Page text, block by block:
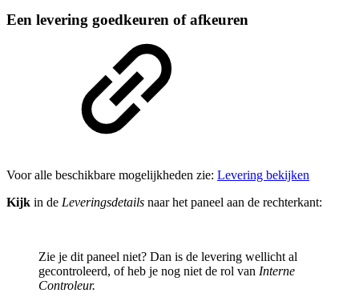
Een levering goedkeuren of afkeuren
Voor alle beschikbare mogelijkheden zie: Levering bekijken
Kijk in de Leveringsdetails naar het paneel aan de rechterkant:
Zie je dit paneel niet? Dan is de levering wellicht al
gecontroleerd, of heb je nog niet de rol van Interne
Controleur.